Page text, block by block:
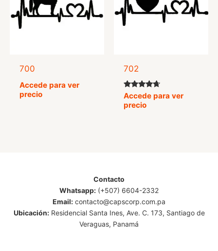
700
Accede para ver
precio
702
Valorado
con
4.50
Accede para ver
precio
Contacto
Whatsapp: (+507) 6604-2332
Email: contacto@capscorp.com.pa
Ubicación:Residencial Santa Ines, Ave. C. 173, Santiago de
Veraguas, Panamá